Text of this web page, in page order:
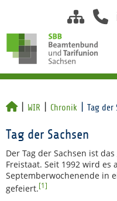
WIR Chronik Tag der
Tag der Sachsen
Der Tag der Sachsen ist
Freistaat. Seit 1992 wird es
Septemberwochenende in
gefeiert.[1]